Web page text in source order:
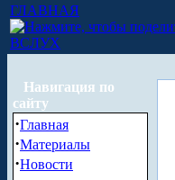
ГЛАВНАЯ
ВСЛУХ
Навигация по
сайту
·Главная
·Материалы
·Новости